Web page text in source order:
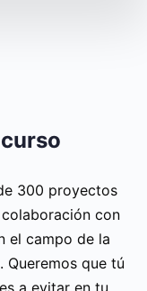
300 proyectos
con
el campo de la
Queremos que tú
a evitar en tu